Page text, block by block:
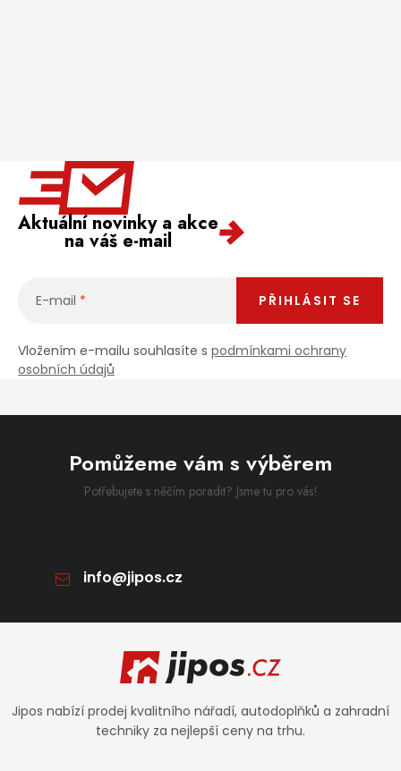
Aktuální novinky a akce
na váš e-mail
E-mail
Vložením e-mailu souhlasíte s podmínkami ochrany
osobních údajů
PŘIHLÁSIT SE
Pomůžeme vám s výběrem
Potřebujete s něčím poradit? Jsme tu pro vás!
info@jipos.cz
Zápatí
Jipos nabízí prodej kvalitního nářadí, autodoplňků a zahradní
techniky za nejlepší ceny na trhu.